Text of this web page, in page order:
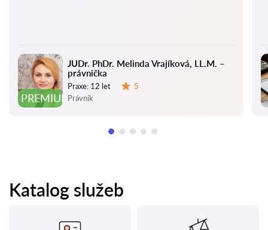
PREMIUM
JUDr. PhDr. Melinda Vrajíková, LL.M. –
právnička
Praxe: 12 let
5
Právník
Katalog služeb